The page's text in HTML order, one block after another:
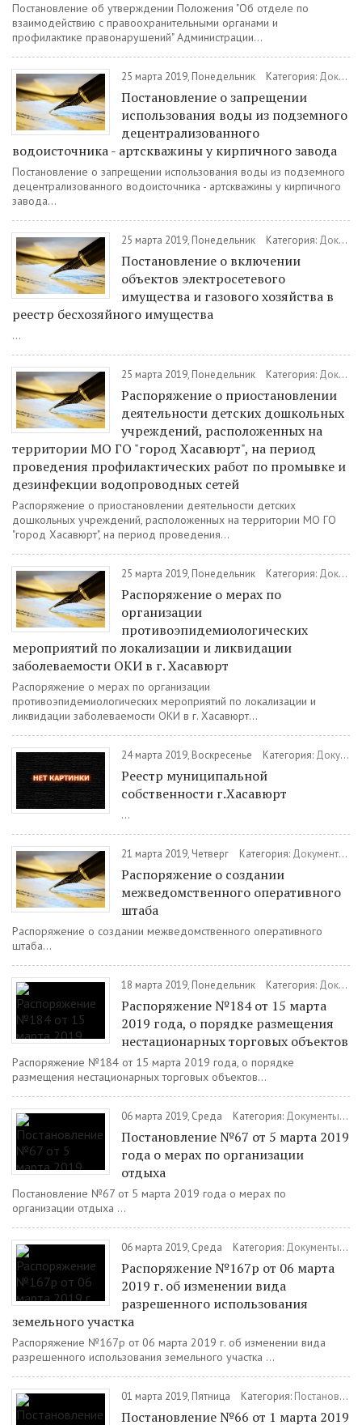
Постановление об утверждении Положения "Об отделе по
взаимодействию с правоохранительными органами и
профилактике правонарушений" Администрации...
25 марта 2019, Понедельник Категория: Документы
Постановление о запрещении
использования воды из подземного
децентрализованного
водоисточника - артскважины у кирпичного завода
Постановление о запрещении использования воды из подземного
децентрализованного водоисточника - артскважины у кирпичного
завода...
25 марта 2019, Понедельник Категория: Документы
Постановление о включении
объектов электросетевого
имущества и газового хозяйства в
реестр бесхозяйного имущества
...
25 марта 2019, Понедельник Категория: Документы
Распоряжение о приостановлении
деятельности детских дошкольных
учреждений, расположенных на
территории МО ГО "город Хасавюрт", на период
проведения профилактических работ по промывке и
дезинфекции водопроводных сетей
Распоряжение о приостановлении деятельности детских
дошкольных учреждений, расположенных на территории МО ГО
"город Хасавюрт", на период проведения...
25 марта 2019, Понедельник Категория: Документы
Распоряжение о мерах по
организации
противоэпидемиологических
мероприятий по локализации и ликвидации
заболеваемости ОКИ в г. Хасавюрт
Распоряжение о мерах по организации
противоэпидемиологических мероприятий по локализации и
ликвидации заболеваемости ОКИ в г. Хасавюрт...
24 марта 2019, Воскресенье Категория: Документы
Реестр муниципальной
собственности г.Хасавюрт
...
21 марта 2019, Четверг Категория: Документы /
Распоряжение о создании
межведомственного оперативного
штаба
Распоряжение о создании межведомственного оперативного
штаба...
18 марта 2019, Понедельник Категория: Документы
Распоряжение №184 от 15 марта
2019 года, о порядке размещения
нестационарных торговых объектов
Распоряжение №184 от 15 марта 2019 года, о порядке
размещения нестационарных торговых объектов...
06 марта 2019, Среда Категория: Документы/
Постановление №67 от 5 марта 2019
года о мерах по организации
отдыха
Постановление №67 от 5 марта 2019 года о мерах по
организации отдыха ...
06 марта 2019, Среда Категория: Документы/
Распоряжение №167р от 06 марта
2019 г. об изменении вида
разрешенного использования
земельного участка
Распоряжение №167р от 06 марта 2019 г. об изменении вида
разрешенного использования земельного участка ...
01 марта 2019, Пятница Категория: Постановления
Постановление №66 от 1 марта 2019